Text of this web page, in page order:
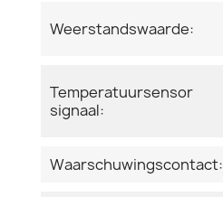
Weerstandswaarde:
Temperatuursensor
signaal:
Waarschuwingscontact: